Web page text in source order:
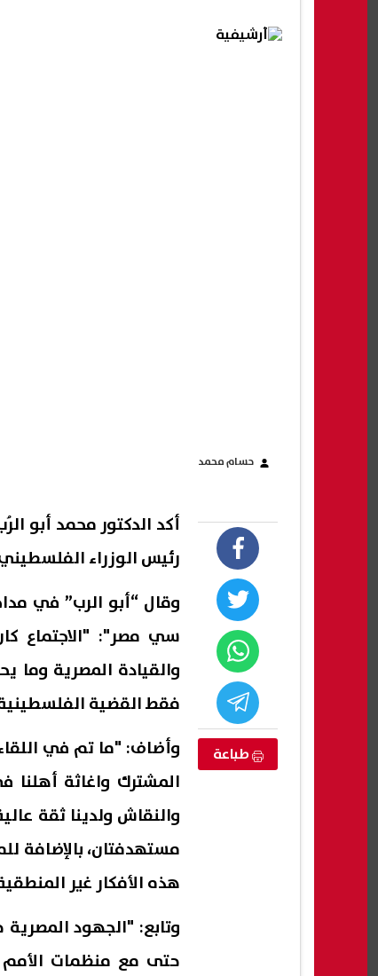
حسام محمد
طباعة
أكد الدكتور محمد أبو
رئيس الوزراء
وقال “أبو الرب” في
سي مصر": "الاجتماع
والقيادة المصرية
فقط القضية
وأضاف: "ما تم في
المشترك واغاثة
والنقاش ولدينا ثقة
مستهدفتان، بالإضافة
هذه الأفكار غير
وتابع: "الجهود
حتى مع منظمات الأمم
رمضان عبد المعز يكشف أخطر